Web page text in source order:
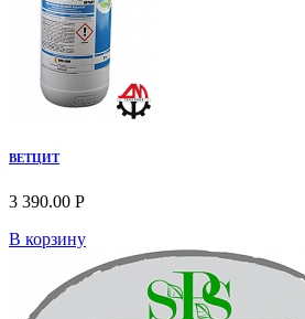
ВЕТЦИТ
3 390.00 Р
В корзину